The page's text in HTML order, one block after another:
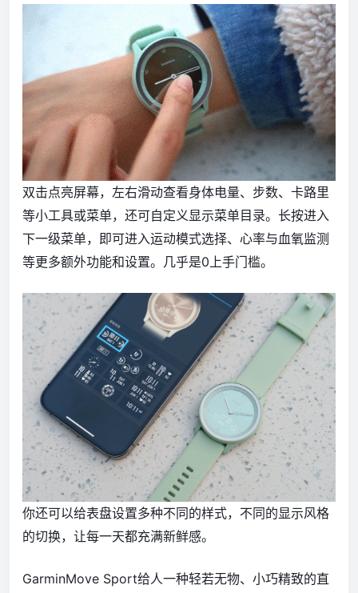
双击点亮屏幕，左右滑动查看身体电量、步数、卡路里
等小工具或菜单，还可自定义显示菜单目录。长按进入
下一级菜单，即可进入运动模式选择、心率与血氧监测
等更多额外功能和设置。几乎是0上手门槛。
你还可以给表盘设置多种不同的样式，不同的显示风格
的切换，让每一天都充满新鲜感。
GarminMove Sport给人一种轻若无物、小巧精致的直